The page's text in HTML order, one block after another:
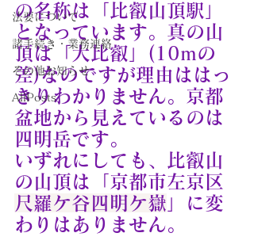
法要について
諸手続き・業務連絡
その他お知らせ
AllPosts
の名称は「比叡山頂駅」
となっています。真の山
頂は「大比叡」(10mの
差)なのですが理由ははっ
きりわかりません。京都
盆地から見えているのは
四明岳です。
いずれにしても、比叡山
の山頂は「京都市左京区
尺羅ケ谷四明ケ嶽 」に変
わりはありません。